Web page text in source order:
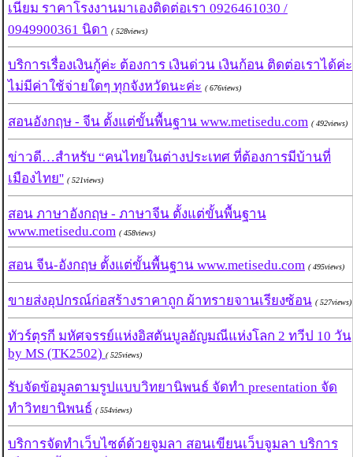
เนียม ราคาโรงงานมาเองติดต่อเรา 0926461030 /
0949900361 นิดา ( 528views)
บริการเรื่องเงินกู้ค่ะ ต้องการ เงินด่วน เงินก้อน ติดต่อเราได้ค่ะ
ไม่มีค่าใช้จ่ายใดๆ ทุกจังหวัดนะค่ะ ( 676views)
สอนอังกฤษ - จีน ตั้งแต่ขั้นพื้นฐาน www.metisedu.com ( 492views)
ข่าวดี…สำหรับ “คนไทยในต่างประเทศ ที่ต้องการมีบ้านที่
เมืองไทย'' ( 521views)
สอน ภาษาอังกฤษ - ภาษาจีน ตั้งแต่ขั้นพื้นฐาน
www.metisedu.com ( 458views)
สอน จีน-อังกฤษ ตั้งแต่ขั้นพื้นฐาน www.metisedu.com ( 495views)
ขายส่งอุปกรณ์ก่อสร้างราคาถูก ผ้าทรายจานเรียงซ้อน ( 527views)
ทัวร์ตุรกี มหัศจรรย์แห่งอิสตันบูลอัญมณีแห่งโลก 2 ทวีป 10 วัน
by MS (TK2502) ( 525views)
รับจัดข้อมูลตามรูปแบบวิทยานิพนธ์ จัดทำ presentation จัด
ทำวิทยานิพนธ์ ( 554views)
บริการจัดทำเว็บไซต์ด้วยจูมลา สอนเขียนเว็บจูมลา บริการ